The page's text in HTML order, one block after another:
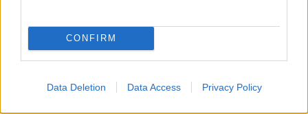
CONFIRM
Data Deletion Data Access Privacy Policy
Battlefield 3, προσφέρει τη δυνατότητα για την
αποτύπωση συναρπαστικών σκηνών αγώνων, όπως
οι ολισθηρές πλαγίες του Independence Pass, με τα
Carrera S και η Lamborghini Aventador.